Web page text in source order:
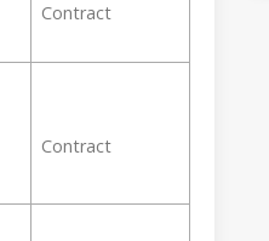
Contract
Contract